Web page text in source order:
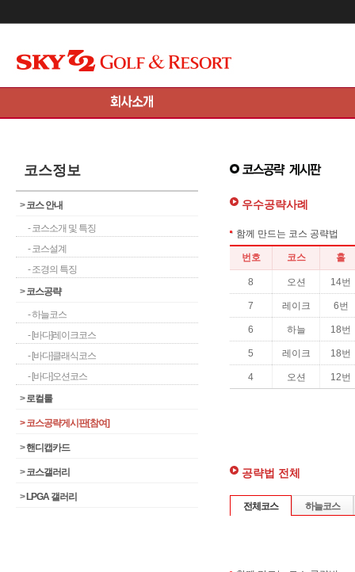
코스정보
>코스 안내
- 코스소개 및 특징
- 코스설계
- 조경의 특징
>코스공략
- 하늘코스
- [바다]레이크코스
- [바다]클래식코스
- [바다]오션코스
>로컬룰
>코스공략게시판[참여]
>핸디캡카드
>코스갤러리
> LPGA 갤러리
우수공략사례
공략법 전체
전체코스 하늘코스